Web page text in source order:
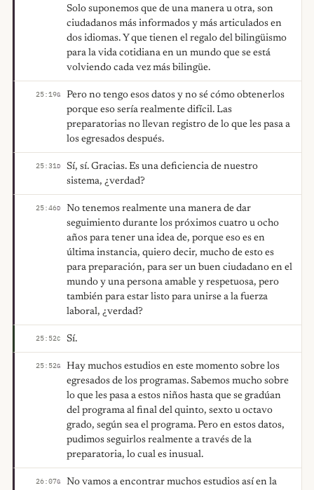
Solo suponemos que de una manera u otra, son
ciudadanos más informados y más articulados en
dos idiomas. Y que tienen el regalo del bilingüismo
para la vida cotidiana en un mundo que se está
volviendo cada vez más bilingüe.
25:19G
Pero no tengo esos datos y no sé cómo obtenerlos
porque eso sería realmente difícil. Las
preparatorias no llevan registro de lo que les pasa a
los egresados después.
25:31D
Sí, sí. Gracias. Es una deficiencia de nuestro
sistema, ¿verdad?
25:46D
No tenemos realmente una manera de dar
seguimiento durante los próximos cuatro u ocho
años para tener una idea de, porque eso es en
última instancia, quiero decir, mucho de esto es
para preparación, para ser un buen ciudadano en el
mundo y una persona amable y respetuosa, pero
también para estar listo para unirse a la fuerza
laboral, ¿verdad?
25:52C Sí.
25:52G
Hay muchos estudios en este momento sobre los
egresados de los programas. Sabemos mucho sobre
lo que les pasa a estos niños hasta que se gradúan
del programa al final del quinto, sexto u octavo
grado, según sea el programa. Pero en estos datos,
pudimos seguirlos realmente a través de la
preparatoria, lo cual es inusual.
26:07G
No vamos a encontrar muchos estudios así en la